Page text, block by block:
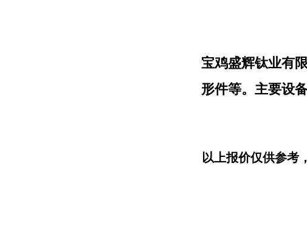
宝鸡盛辉钛业有
形件等。主要设
以上报价仅供参考